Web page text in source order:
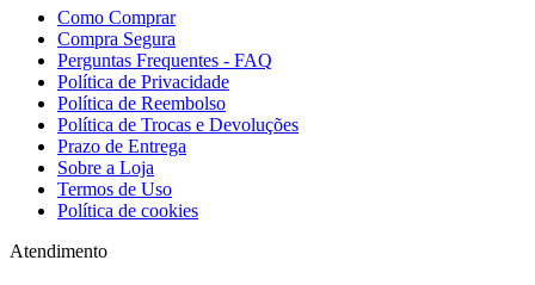
Como Comprar
Compra Segura
Perguntas Frequentes - FAQ
Política de Privacidade
Política de Reembolso
Política de Trocas e Devoluções
Prazo de Entrega
Sobre a Loja
Termos de Uso
Política de cookies
Atendimento